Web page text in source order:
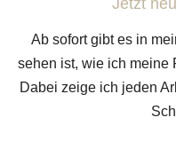
Jetzt
Ab sofort gibt es in
sehen ist, wie ich meine
Dabei zeige ich jeden